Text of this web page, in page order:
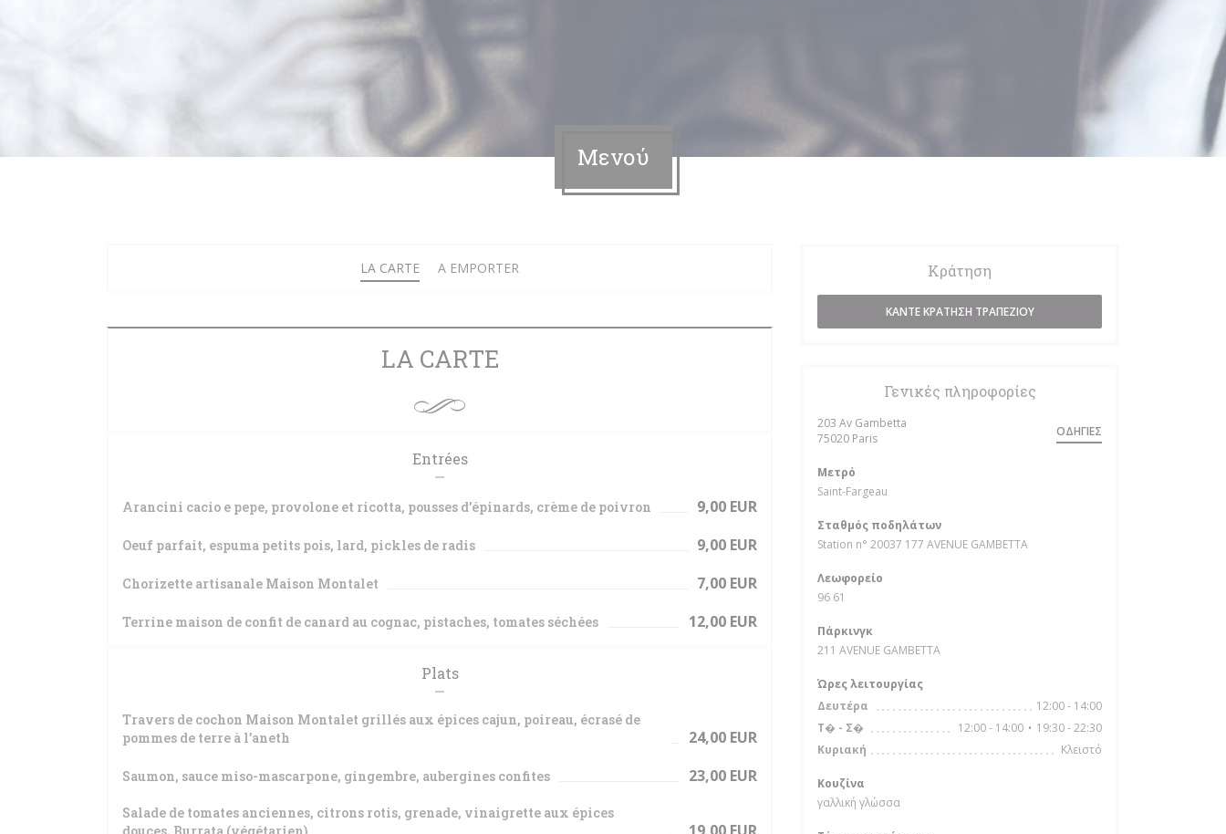
Μενού
LA CARTE A EMPORTER
LA CARTE
Entrées
Arancini cacio e pepe, provolone et ricotta, pousses d’épinards, crème de poivron 9,00 EUR
Oeuf parfait, espuma petits pois, lard, pickles de radis 9,00 EUR
Chorizette artisanale Maison Montalet 7,00 EUR
Terrine maison de confit de canard au cognac, pistaches, tomates séchées 12,00 EUR
Plats
Travers de cochon Maison Montalet grillés aux épices cajun, poireau, écrasé de
pommes de terre à l’aneth
24,00 EUR
Saumon, sauce miso-mascarpone, gingembre, aubergines confites 23,00 EUR
Salade de tomates anciennes, citrons rotis, grenade, vinaigrette aux épices
Κράτηση
ΚΆΝΤΕ ΚΡΆΤΗΣΗ ΤΡΑΠΕΖΙΟΎ
Γενικές πληροφορίες
203 Av Gambetta
75020 Paris((ανοίγει σε νέο παράθυρο)) ΟΔΗΓΊΕΣ
Μετρό
Saint-Fargeau
Σταθμός ποδηλάτων
Station n° 20037 177 AVENUE GAMBETTA
Λεωφορείο
96 61
Πάρκινγκ
211 AVENUE GAMBETTA
Ώρες λειτουργίας
Δευτέρα
12:00 - 14:00
Τ� - Σ� 12:00 - 14:00 • 19:30 - 22:30
Κυριακή
Κλειστό
Κουζίνα
γαλλική γλώσσα